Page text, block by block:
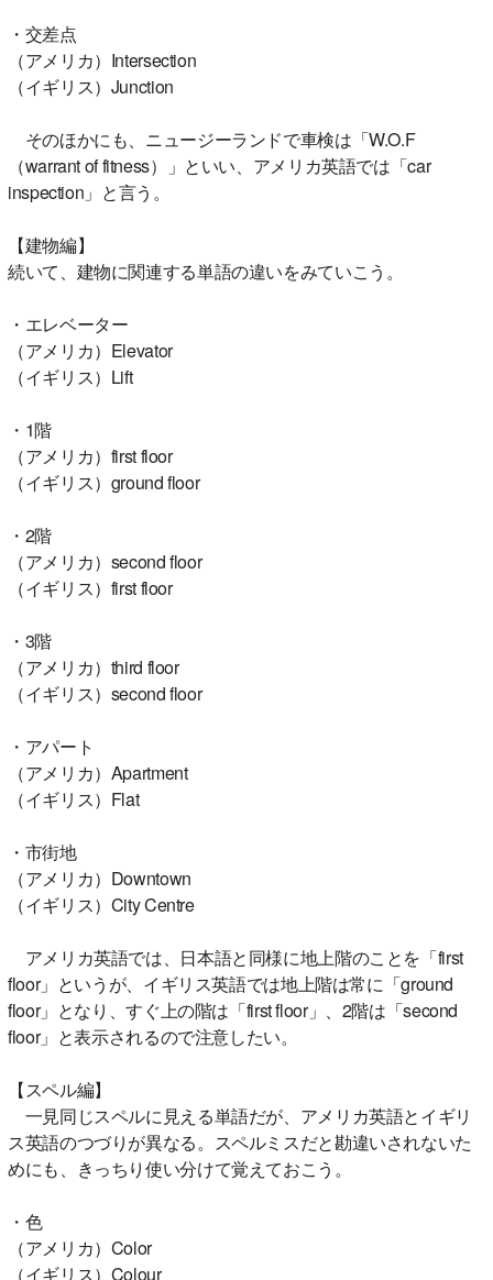
・交差点
（アメリカ）Intersection
（イギリス）Junction
そのほかにも、ニュージーランドで車検は「W.O.F
（warrant of fitness）」といい、アメリカ英語では「car
inspection」と言う。
【建物編】
続いて、建物に関連する単語の違いをみていこう。
・エレベーター
（アメリカ）Elevator
（イギリス）Lift
・1階
（アメリカ）first floor
（イギリス）ground floor
・2階
（アメリカ）second floor
（イギリス）first floor
・3階
（アメリカ）third floor
（イギリス）second floor
・アパート
（アメリカ）Apartment
（イギリス）Flat
・市街地
（アメリカ）Downtown
（イギリス）City Centre
アメリカ英語では、日本語と同様に地上階のことを「first
floor」というが、イギリス英語では地上階は常に「ground
floor」となり、すぐ上の階は「first floor」、2階は「second
floor」と表示されるので注意したい。
【スペル編】
一見同じスペルに見える単語だが、アメリカ英語とイギリ
ス英語のつづりが異なる。スペルミスだと勘違いされないた
めにも、きっちり使い分けて覚えておこう。
・色
（アメリカ）Color
（イギリス）Colour